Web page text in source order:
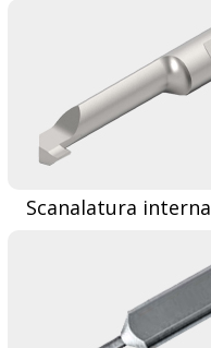
Scanalatura interna